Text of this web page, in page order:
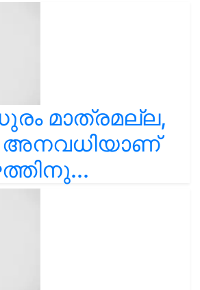
മാത്രമല്ല,